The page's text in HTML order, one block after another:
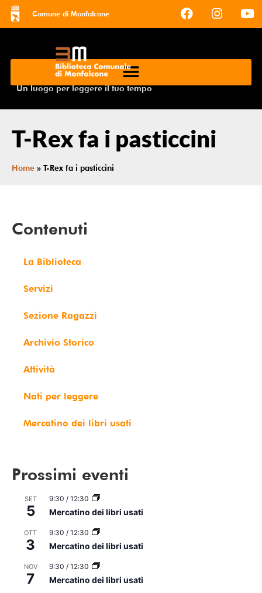
Comune di Monfalcone
Un luogo per leggere il tuo tempo
T-Rex fa i pasticcini
Home » T-Rex fa i pasticcini
Contenuti
La Biblioteca
Servizi
Sezione Ragazzi
Archivio Storico
Attività
Nati per leggere
Mercatino dei libri usati
Prossimi eventi
SET
5
9:30 / 12:30
Mercatino dei libri usati
OTT
3
9:30 / 12:30
Mercatino dei libri usati
NOV
7
9:30 / 12:30
Mercatino dei libri usati